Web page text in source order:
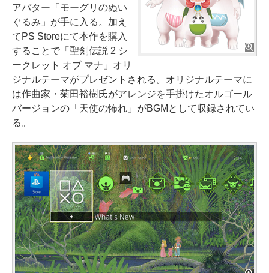
アバター「モーグリのぬい
ぐるみ」が手に入る。加え
てPS Storeにて本作を購入
することで「聖剣伝説 2 シ
ークレット オブ マナ」オリ
ジナルテーマがプレゼントされる。オリジナルテーマに
は作曲家・菊田裕樹氏がアレンジを手掛けたオルゴール
バージョンの「天使の怖れ」がBGMとして収録されてい
る。